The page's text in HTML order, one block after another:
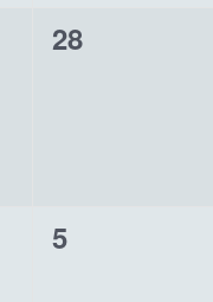
0
28
0
5